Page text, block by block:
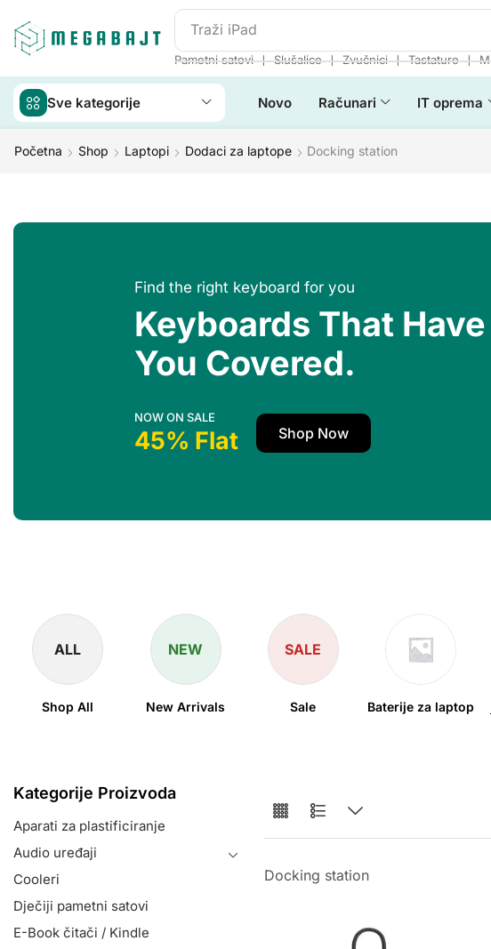
Traži iPad
Pametni satovi ❘ Slušalice ❘ Zvučnici ❘ Tastature ❘
Sve kategorije Novo Računari IT oprema
Početna Shop Laptopi Dodaci za laptope Docking station
Find the right keyboard for you
Keyboards That Have
You Covered.
NOW ON SALE
45% Flat Shop Now
ALL
Shop All
NEW
New Arrivals
SALE
Sale Baterije za laptop
Kategorije Proizvoda
Aparati za plastificiranje
Audio uređaji
Cooleri
Dječiji pametni satovi
E-Book čitači / Kindle
Docking station